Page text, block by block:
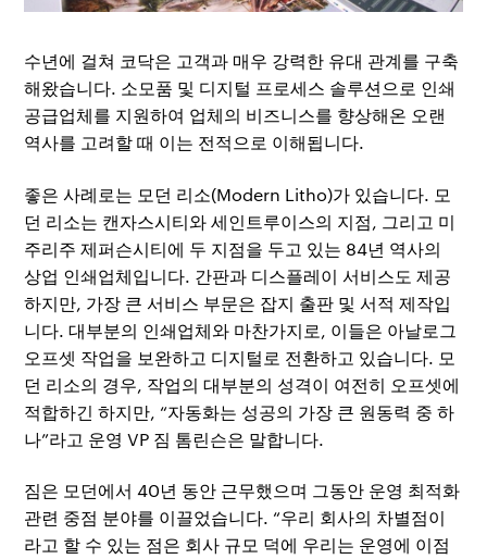
수년에 걸쳐 코닥은 고객과 매우 강력한 유대 관계를 구축
해왔습니다. 소모품 및 디지털 프로세스 솔루션으로 인쇄
공급업체를 지원하여 업체의 비즈니스를 향상해온 오랜
역사를 고려할 때 이는 전적으로 이해됩니다.
좋은 사례로는 모던 리소(Modern Litho)가 있습니다. 모
던 리소는 캔자스시티와 세인트루이스의 지점, 그리고 미
주리주 제퍼슨시티에 두 지점을 두고 있는 84년 역사의
상업 인쇄업체입니다. 간판과 디스플레이 서비스도 제공
하지만, 가장 큰 서비스 부문은 잡지 출판 및 서적 제작입
니다. 대부분의 인쇄업체와 마찬가지로, 이들은 아날로그
오프셋 작업을 보완하고 디지털로 전환하고 있습니다. 모
던 리소의 경우, 작업의 대부분의 성격이 여전히 오프셋에
적합하긴 하지만, “자동화는 성공의 가장 큰 원동력 중 하
나”라고 운영 VP 짐 톰린슨은 말합니다.
짐은 모던에서 40년 동안 근무했으며 그동안 운영 최적화
관련 중점 분야를 이끌었습니다. “우리 회사의 차별점이
라고 할 수 있는 점은 회사 규모 덕에 우리는 운영에 이점